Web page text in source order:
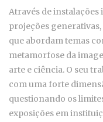
Através de
projeções
que abordam temas
metamorfose da
arte e ciência. O seu
com uma forte
questionando os
exposições em